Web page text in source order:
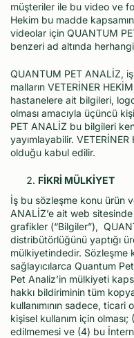
müşteriler ile bu video ve
Hekim bu madde
videolar için QUANTUM
benzeri ad altında
QUANTUM PET ANALİZ,
malların VETERİNER
hastanelere ait bilgileri,
olması amacıyla üçüncü
PET ANALİZ bu bilgileri
yayımlayabilir. VETERİNER
olduğu kabul edilir.
FİKRİ MÜLKİYET
İş bu sözleşme konu ürün
ANALİZ’e ait web
grafikler (“Bilgiler”),
distribütörlüğünü yaptığı
mülkiyetindedir. Sözleşme
sağlayıcılarca Quantum
Pet Analiz’in mülkiyeti
hakkı bildiriminin tüm
kullanımının sadece,
kişisel kullanım için
edilmemesi ve (4) bu